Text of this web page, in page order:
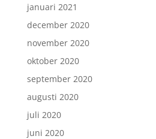
januari 2021
december 2020
november 2020
oktober 2020
september 2020
augusti 2020
juli 2020
juni 2020